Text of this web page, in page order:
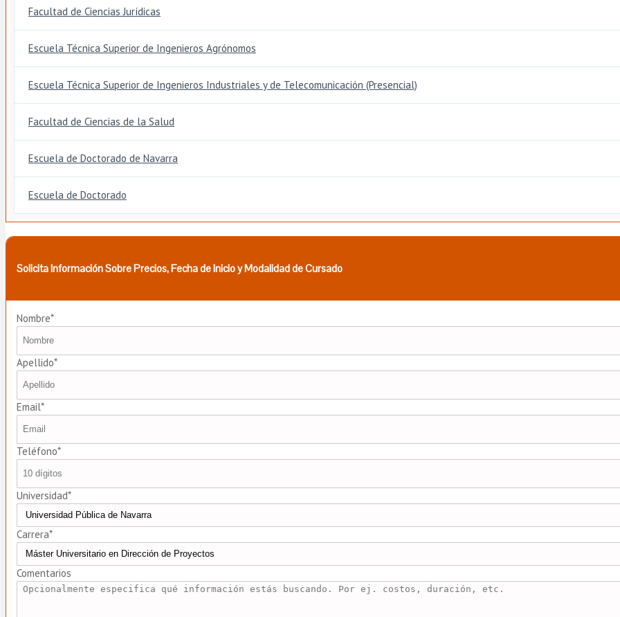
Facultad de Ciencias Jurídicas
Escuela Técnica Superior de Ingenieros Agrónomos
Escuela Técnica Superior de Ingenieros Industriales y de Telecomunicación (Presencial)
Facultad de Ciencias de la Salud
Escuela de Doctorado de Navarra
Escuela de Doctorado
Solicita Información Sobre Precios, Fecha de Inicio y Modalidad de Cursado
Nombre*
Apellido*
Email*
Teléfono*
Universidad*
Carrera*
Comentarios